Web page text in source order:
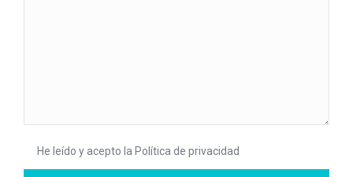
He leído y acepto la Política de privacidad